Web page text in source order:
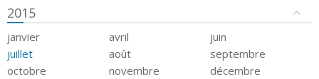
2015
janvier avril
juin
juillet
août
septembre
octobre
novembre décembre